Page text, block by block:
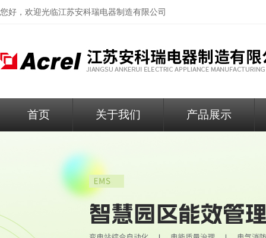
您好，欢迎光临江苏安科瑞电器制造有限公司
首页 关于我们 产品展示